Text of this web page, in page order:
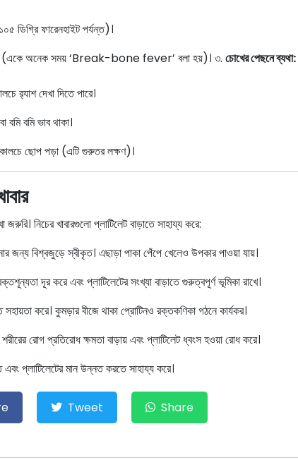
ডিগ্রি ফারেনহাইট পর্যন্ত)।
(একে অনেক সময় ‘Break-bone fever’ বলা হয়)। ৩. চোখের পেছনে ব্যথা:
র‍্যাশ দেখা দিতে পারে।
বমি বমি ভাব থাকা।
কালচে ছোপ পড়া (এটি গুরুতর লক্ষণ)।
জরুরি। নিচের খাবারগুলো প্লাটিলেট বাড়াতে সাহায্য করে:
জন্য বিশ্বজুড়ে স্বীকৃত। এছাড়া পাকা পেঁপে খেলেও উপকার পাওয়া যায়।
দূর করে এবং প্লাটিলেটের সংখ্যা বাড়াতে গুরুত্বপূর্ণ ভূমিকা রাখে।
সহায়তা করে। কুমড়ার বীজে থাকা প্রোটিনও রক্তকণিকা গঠনে কার্যকর।
শরীরের রোগ প্রতিরোধ ক্ষমতা বাড়ায় এবং প্লাটিলেট ধ্বংস হওয়া রোধ করে।
প্লাটিলেটের মান উন্নত করতে সাহায্য করে।
Tweet Share